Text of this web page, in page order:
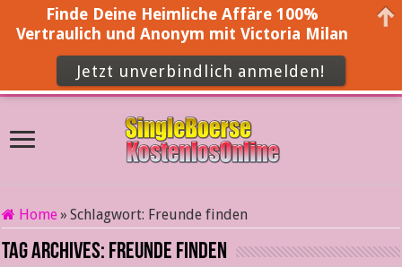
Home » Schlagwort: Freunde finden
Tag Archives: Freunde finden
Finde Deine Heimliche Affäre 100%
Vertraulich und Anonym mit Victoria Milan
Jetzt unverbindlich anmelden!